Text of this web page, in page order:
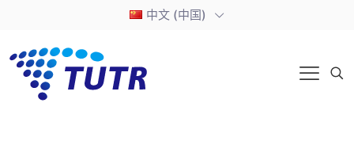
中文 (中国)